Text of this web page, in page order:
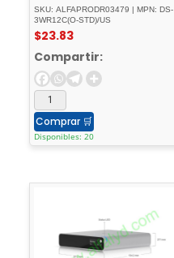
SKU: ALFAPRODR03479 | MPN: DS-
3WR12C(O-STD)/US
$23.83
Compartir:
Comprar 🛒
Disponibles: 20